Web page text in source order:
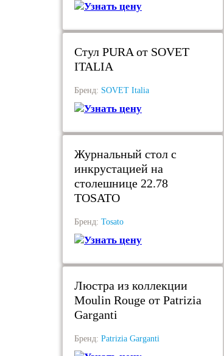
Узнать цену
Стул PURA от SOVET
ITALIA
Бренд: SOVET Italia
Узнать цену
Журнальный стол с
инкрустацией на
столешнице 22.78
TOSATO
Бренд: Tosato
Узнать цену
Люстра из коллекции
Moulin Rouge от Patrizia
Garganti
Бренд: Patrizia Garganti